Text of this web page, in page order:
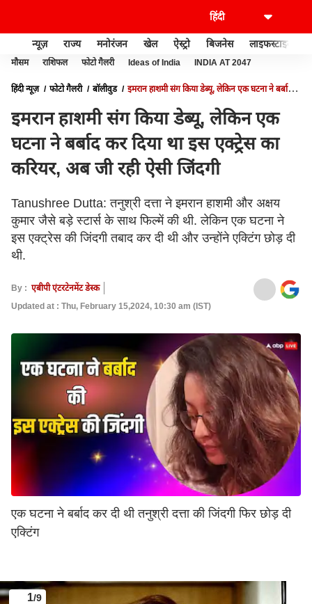
न्यूज़ राज्य मनोरंजन खेल ऐस्ट्रो बिजनेस लाइफस्टाइल
मौसम राशिफल फोटो गैलरी Ideas of India INDIA AT 2047
हिंदी न्यूज़ फोटो गैलरी बॉलीवुड
इमरान हाशमी संग किया डेब्यू, लेकिन एक घटना ने बर्बाद
इमरान हाशमी संग किया डेब्यू, लेकिन एक
घटना ने बर्बाद कर दिया था इस एक्ट्रेस का
करियर, अब जी रही ऐसी जिंदगी
Tanushree Dutta: तनुश्री दत्ता ने इमरान हाशमी और अक्षय
कुमार जैसे बड़े स्टार्स के साथ फिल्में की थी. लेकिन एक घटना ने
इस एक्ट्रेस की जिंदगी तबाद कर दी थी और उन्होंने एक्टिंग छोड़ दी
थी.
By : एबीपी एंटरटेनमेंट डेस्क
Updated at : Thu, February 15,2024, 10:30 am (IST)
एक घटना ने बर्बाद कर दी थी तनुश्री दत्ता की जिंदगी फिर छोड़ दी
एक्टिंग
1/9